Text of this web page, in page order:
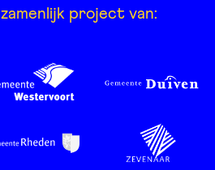
project van: